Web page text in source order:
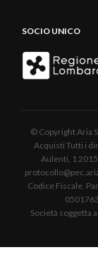
SOCIO UNICO
© Copyright Aria
Acquisti Tutti i
Aulenti, 1
Codice Fiscale,
Società soggetta